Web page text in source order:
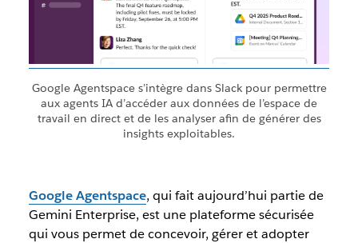
Google Agentspace s’intègre dans Slack pour permettre
aux agents IA d’accéder aux données de l’espace de
travail en direct et de les analyser afin de générer des
insights exploitables.
Google Agentspace, qui fait aujourd’hui partie de
Gemini Enterprise, est une plateforme sécurisée
qui vous permet de concevoir, gérer et adopter